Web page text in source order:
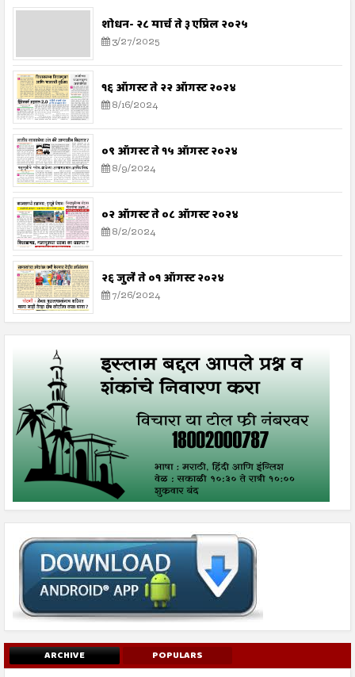
शोधन- २८ मार्च ते ३ एप्रिल २०२५
3/27/2025
१६ ऑगस्ट ते २२ ऑगस्ट २०२४
8/16/2024
०९ ऑगस्ट ते १५ ऑगस्ट २०२४
8/9/2024
०२ ऑगस्ट ते ०८ ऑगस्ट २०२४
8/2/2024
२६ जुलै ते ०१ ऑगस्ट २०२४
7/26/2024
ARCHIVE POPULARS